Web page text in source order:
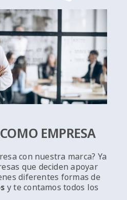
EMPRESA
con nuestra marca? Ya
que deciden apoyar
diferentes formas de
y te contamos todos los